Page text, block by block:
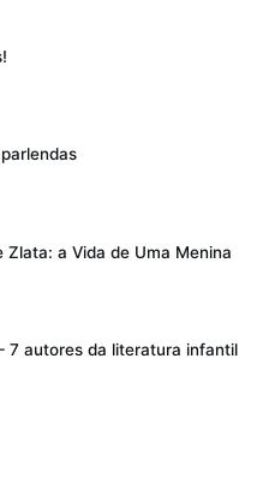
Zlata: a Vida de Uma Menina
7 autores da literatura infantil